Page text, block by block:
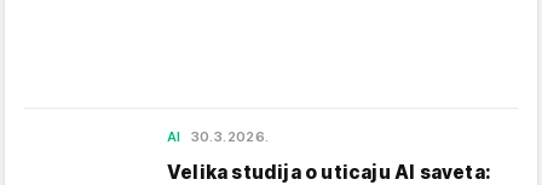
AI 30.3.2026.
Velika studija o uticaju AI saveta: